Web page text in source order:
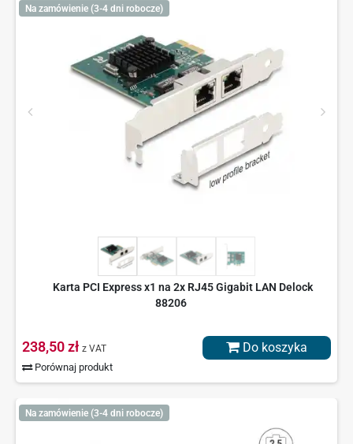
Na zamówienie (3-4 dni robocze)
Karta PCI Express x1 na 2x RJ45 Gigabit LAN Delock
88206
238,50 zł z VAT
Porównaj produkt
Do koszyka
Na zamówienie (3-4 dni robocze)